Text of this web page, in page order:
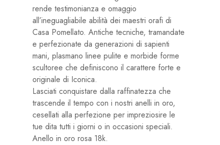
rende testimonianza e omaggio
all’ineguagliabile abilità dei maestri orafi di
Casa Pomellato. Antiche tecniche, tramandate
e perfezionate da generazioni di sapienti
mani, plasmano linee pulite e morbide forme
scultoree che definiscono il carattere forte e
originale di Iconica.
Lasciati conquistare dalla raffinatezza che
trascende il tempo con i nostri anelli in oro,
cesellati alla perfezione per impreziosire le
tue dita tutti i giorni o in occasioni speciali.
Anello in oro rosa 18k.